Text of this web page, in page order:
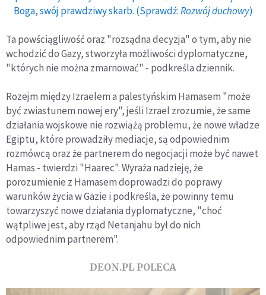
Boga, swój prawdziwy skarb. (Sprawdź:Rozwój duchowy)
Ta powściągliwość oraz "rozsądna decyzja" o tym, aby nie
wchodzić do Gazy, stworzyła możliwości dyplomatyczne,
"których nie można zmarnować" - podkreśla dziennik.
Rozejm między Izraelem a palestyńskim Hamasem "może
być zwiastunem nowej ery", jeśli Izrael zrozumie, że same
działania wojskowe nie rozwiążą problemu, że nowe władze
Egiptu, które prowadziły mediacje, są odpowiednim
rozmówcą oraz że partnerem do negocjacji może być nawet
Hamas - twierdzi "Haarec". Wyraża nadzieję, że
porozumienie z Hamasem doprowadzi do poprawy
warunków życia w Gazie i podkreśla, że powinny temu
towarzyszyć nowe działania dyplomatyczne, "choć
wątpliwe jest, aby rząd Netanjahu był do nich
odpowiednim partnerem".
DEON.PL POLECA